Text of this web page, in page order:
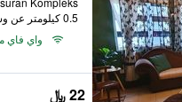
0.5 كيلومتر عن وسط المدينة
واي فاي
22 ﷼